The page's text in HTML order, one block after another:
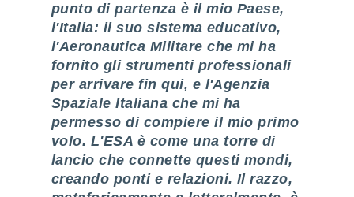
punto di partenza è il mio Paese,
l'Italia: il suo sistema educativo,
l'Aeronautica Militare che mi ha
fornito gli strumenti professionali
per arrivare fin qui, e l'Agenzia
Spaziale Italiana che mi ha
permesso di compiere il mio primo
volo. L'ESA è come una torre di
lancio che connette questi mondi,
creando ponti e relazioni. Il razzo,